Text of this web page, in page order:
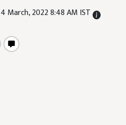
March, 2022 8:48 AM IST